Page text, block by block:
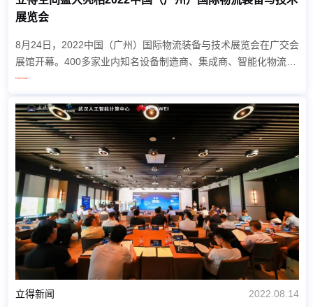
展览会
8月24日，2022中国（广州）国际物流装备与技术展览会在广交会
展馆开幕。400多家业内知名设备制造商、集成商、智能化物流设
备解决方案提供商参展。立得空间携无人运输机器人亮相展会现
Learn more >
立得新闻 2022.08.14